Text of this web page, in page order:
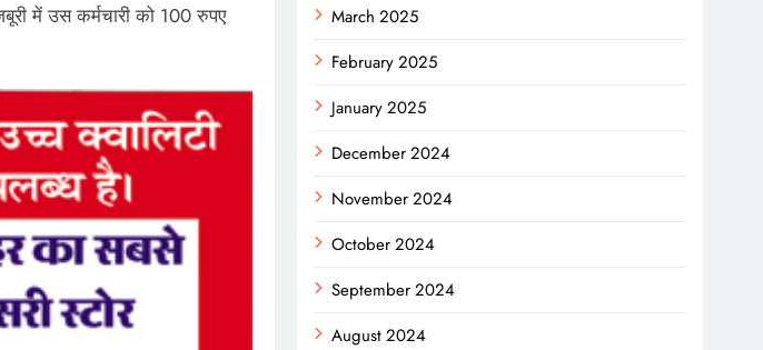
में उस कर्मचारी को 100 रुपए
March 2025
February 2025
January 2025
December 2024
November 2024
October 2024
September 2024
August 2024